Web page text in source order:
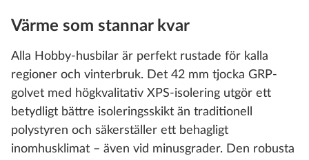
Värme som stannar kvar
Alla Hobby-husbilar är perfekt rustade för kalla
regioner och vinterbruk. Det 42 mm tjocka GRP-
golvet med högkvalitativ XPS-isolering utgör ett
betydligt bättre isoleringsskikt än traditionell
polystyren och säkerställer ett behagligt
inomhusklimat – även vid minusgrader. Den robusta